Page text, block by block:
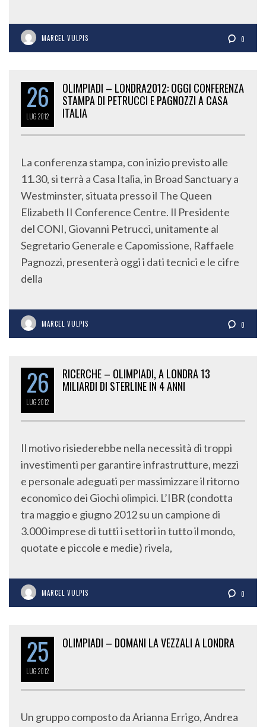
MARCEL VULPIS 0
26
LUG2012
OLIMPIADI – LONDRA2012: OGGI CONFERENZA
STAMPA DI PETRUCCI E PAGNOZZI A CASA
ITALIA
La conferenza stampa, con inizio previsto alle
11.30, si terrà a Casa Italia, in Broad Sanctuary a
Westminster, situata presso il The Queen
Elizabeth II Conference Centre. Il Presidente
del CONI, Giovanni Petrucci, unitamente al
Segretario Generale e Capomissione, Raffaele
Pagnozzi, presenterà oggi i dati tecnici e le cifre
della
MARCEL VULPIS 0
26
LUG2012
RICERCHE – OLIMPIADI, A LONDRA 13
MILIARDI DI STERLINE IN 4 ANNI
Il motivo risiederebbe nella necessità di troppi
investimenti per garantire infrastrutture, mezzi
e personale adeguati per massimizzare il ritorno
economico dei Giochi olimpici. L’IBR (condotta
tra maggio e giugno 2012 su un campione di
3.000 imprese di tutti i settori in tutto il mondo,
quotate e piccole e medie) rivela,
MARCEL VULPIS 0
25
LUG2012
OLIMPIADI – DOMANI LA VEZZALI A LONDRA
Un gruppo composto da Arianna Errigo, Andrea